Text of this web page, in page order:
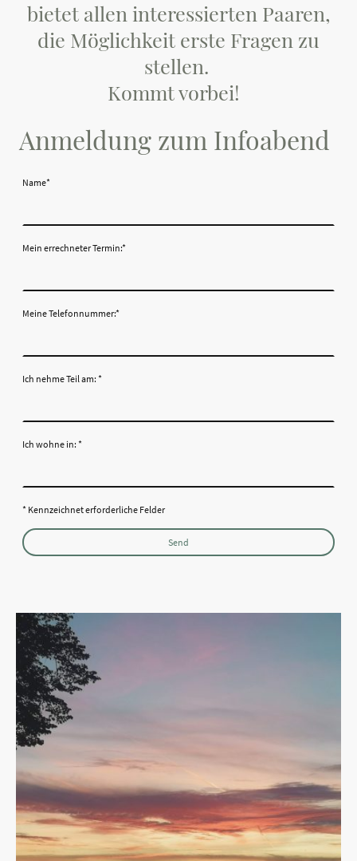
bietet allen interessierten Paaren,
die Möglichkeit erste Fragen zu
stellen.
Kommt vorbei!
Anmeldung zum Infoabend
Name*
Mein errechneter Termin:*
Meine Telefonnummer:*
Ich nehme Teil am: *
Ich wohne in: *
* Kennzeichnet erforderliche Felder
Send